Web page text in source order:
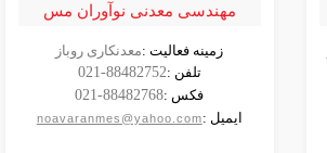
مهندسی معدنی نوآوران مس
مشاهده
شرکت
زمینه فعالیت :معدنکاری روباز
تلفن :021-88482752
فکس :021-88482768
ایمیل :noavaranmes@yahoo.com